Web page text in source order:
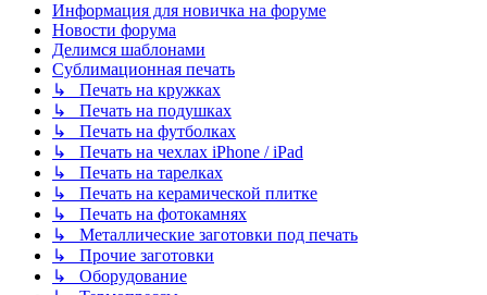
Информация для новичка на форуме
Новости форума
Делимся шаблонами
Сублимационная печать
↳ Печать на кружках
↳ Печать на подушках
↳ Печать на футболках
↳ Печать на чехлах iPhone / iPad
↳ Печать на тарелках
↳ Печать на керамической плитке
↳ Печать на фотокамнях
↳ Металлические заготовки под печать
↳ Прочие заготовки
↳ Оборудование